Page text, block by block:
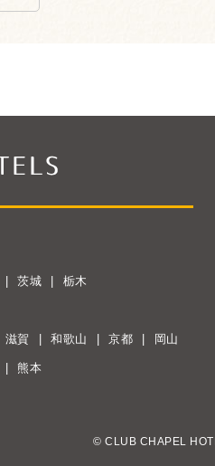
茨城 栃木
滋賀 和歌山 京都 岡山
熊本
© CLUB CHAPEL